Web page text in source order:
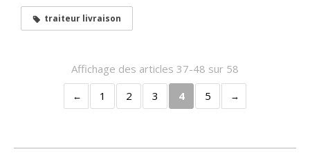
traiteur livraison
Affichage des articles 37-48 sur 58
1
2 3 4 5